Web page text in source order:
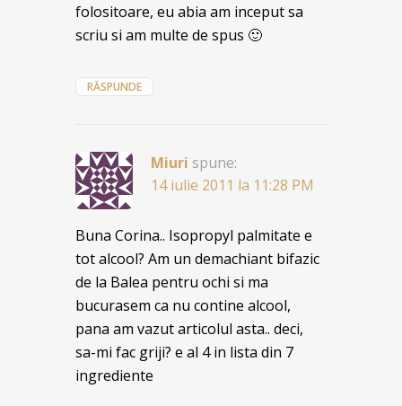
folositoare, eu abia am inceput sa
scriu si am multe de spus 🙂
RĂSPUNDE
Miuri spune:
14 iulie 2011 la 11:28 PM
Buna Corina.. Isopropyl palmitate e
tot alcool? Am un demachiant bifazic
de la Balea pentru ochi si ma
bucurasem ca nu contine alcool,
pana am vazut articolul asta.. deci,
sa-mi fac griji? e al 4 in lista din 7
ingrediente